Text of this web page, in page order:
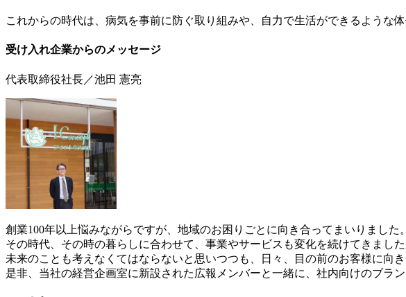
これからの時代は、病気を事前に防ぐ取り組みや、自力で生活ができるような
受け入れ企業からのメッセージ
代表取締役社長／池田 憲亮
創業100年以上悩みながらですが、地域のお困りごとに向き合ってまいりました。
その時代、その時の暮らしに合わせて、事業やサービスも変化を続けてきまし
未来のことも考えなくてはならないと思いつつも、日々、目の前のお客様に向
是非、当社の経営企画室に新設された広報メンバーと一緒に、社内向けのブラ